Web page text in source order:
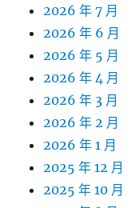
2026 年 7 月
2026 年 6 月
2026 年 5 月
2026 年 4 月
2026 年 3 月
2026 年 2 月
2026 年 1 月
2025 年 12 月
2025 年 10 月